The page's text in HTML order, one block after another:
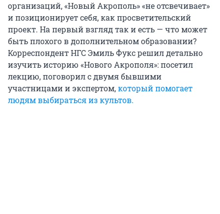
организаций, «Новый Акрополь» «не отсвечивает»
и позиционирует себя, как просветительский
проект. На первый взгляд так и есть — что может
быть плохого в дополнительном образовании?
Корреспондент НГС Эмиль Фукс решил детально
изучить историю «Нового Акрополя»: посетил
лекцию, поговорил с двумя бывшими
участницами и экспертом,который помогает
людям выбираться из культов.